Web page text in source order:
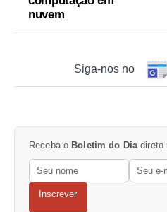
nuvem
Siga-nos no
Receba o Boletim do Dia direto
Inscrever